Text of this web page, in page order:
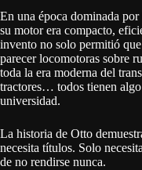
En una época dominada por
su motor era compacto,
invento no solo permitió
parecer locomotoras sobre
toda la era moderna del
tractores… todos tienen
universidad.
La historia de Otto
necesita títulos. Solo
de no rendirse nunca.